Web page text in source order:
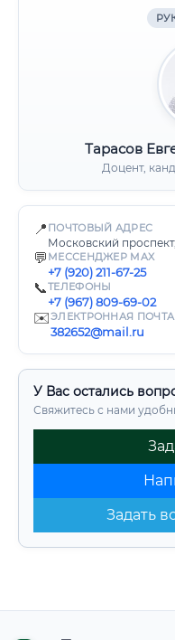
Тарасов
Доцент,
📍 ПОЧТОВЫЙ АДРЕС
Московский
💬 МЕССЕНДЖЕР MAX
+7 (920) 211-67-25
📞ТЕЛЕФОНЫ
+7 (967) 809-69-02
✉️ЭЛЕКТРОННАЯ ПОЧТА
382652@mail.ru
У Вас остались
Свяжитесь с нами
Задать